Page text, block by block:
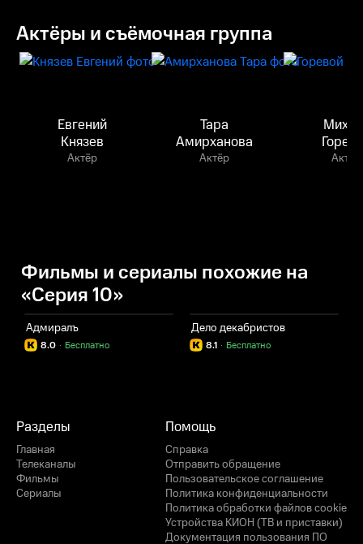
Актёры и съёмочная группа
Евгений
Князев
Актёр
Тара
Амирханова
Актёр Актёр
Фильмы и сериалы похожие на
«Серия 10»
Адмиралъ
8.0 Бесплатно
·
Дело декабристов
8.1 Бесплатно
·
Разделы
Главная
Телеканалы
Фильмы
Сериалы
Помощь
Справка
Отправить обращение
Пользовательское соглашение
Политика конфиденциальности
Политика обработки файлов cookie
Устройства КИОН (ТВ и приставки)
Документация пользования ПО